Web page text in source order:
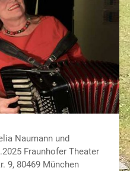
Naumann und
Fraunhofer Theater
9, 80469 München